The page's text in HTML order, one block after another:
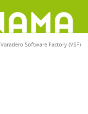
Varadero Software Factory (VSF)